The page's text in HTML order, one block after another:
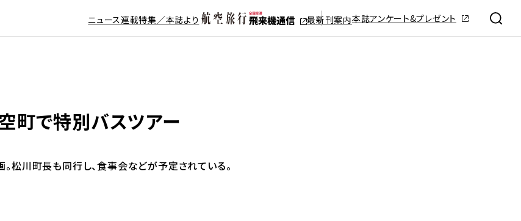
ニュース連載特集／本誌より 最新刊案内本誌アンケート&プレゼント
町で特別バスツアー
松川町長も同行し、食事会などが予定されている。